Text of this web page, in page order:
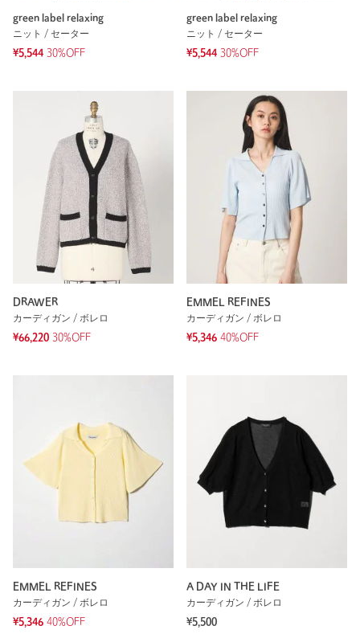
green label relaxing
ニット / セーター
¥5,544 30%OFF
green label relaxing
ニット / セーター
¥5,544 30%OFF
DRAWER
カーディガン / ボレロ
¥66,220 30%OFF
EMMEL REFINES
カーディガン / ボレロ
¥5,346 40%OFF
EMMEL REFINES
カーディガン / ボレロ
¥5,346 40%OFF
A DAY IN THE LIFE
カーディガン / ボレロ
¥5,500